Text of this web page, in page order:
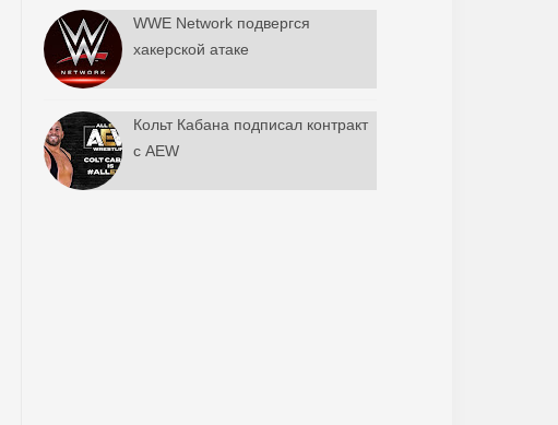
WWE Network подвергся
хакерской атаке
Кольт Кабана подписал контракт
с AEW